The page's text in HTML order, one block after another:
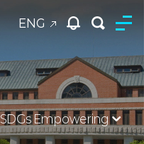
ENG
SDGs Empowering